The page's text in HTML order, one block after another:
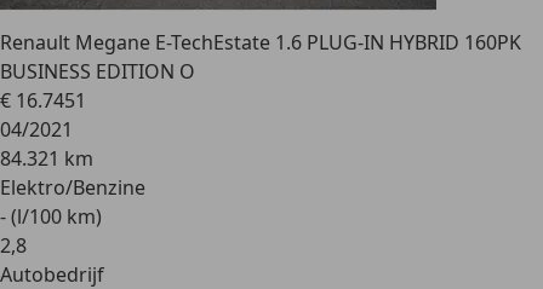
Renault Megane E-TechEstate 1.6 PLUG-IN HYBRID 160PK
BUSINESS EDITION O
€ 16.7451
04/2021
84.321 km
Elektro/Benzine
- (l/100 km)
2,8
Autobedrijf